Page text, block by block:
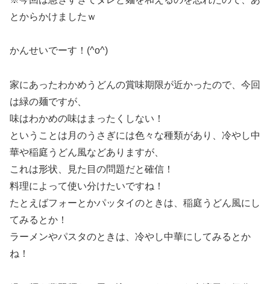
とからかけましたｗ
かんせいでーす！(^o^)
家にあったわかめうどんの賞味期限が近かったので、今回
は緑の麺ですが、
味はわかめの味はまったくしない！
ということは月のうさぎには色々な種類があり、冷やし中
華や稲庭うどん風などありますが、
これは形状、見た目の問題だと確信！
料理によって使い分けたいですね！
たとえばフォーとかパッタイのときは、稲庭うどん風にし
てみるとか！
ラーメンやパスタのときは、冷やし中華にしてみるとか
ね！